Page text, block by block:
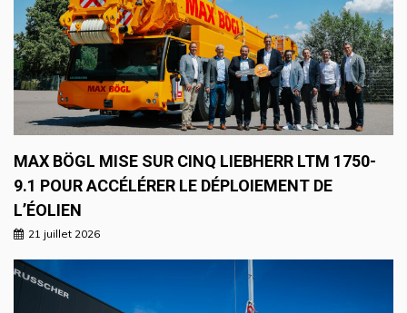
MAX BÖGL MISE SUR CINQ LIEBHERR LTM 1750-
9.1 POUR ACCÉLÉRER LE DÉPLOIEMENT DE
L’ÉOLIEN
21 juillet 2026